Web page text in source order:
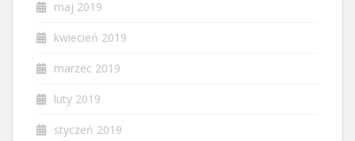
maj 2019
kwiecień 2019
marzec 2019
luty 2019
styczeń 2019